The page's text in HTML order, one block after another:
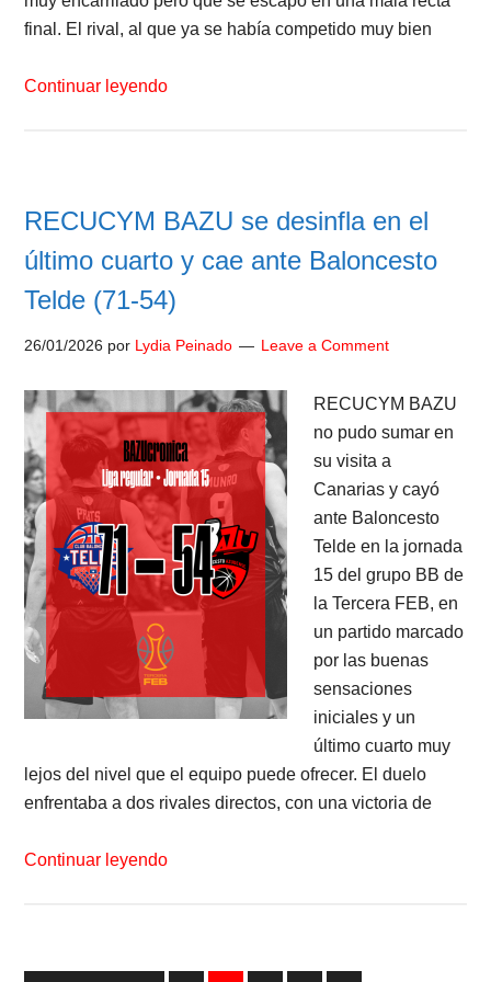
final. El rival, al que ya se había competido muy bien
Continuar leyendo
RECUCYM BAZU se desinfla en el
último cuarto y cae ante Baloncesto
Telde (71-54)
26/01/2026 por Lydia Peinado Leave a Comment
RECUCYM BAZU
no pudo sumar en
su visita a
Canarias y cayó
ante Baloncesto
Telde en la jornada
15 del grupo BB de
la Tercera FEB, en
un partido marcado
por las buenas
sensaciones
iniciales y un
último cuarto muy
lejos del nivel que el equipo puede ofrecer. El duelo
enfrentaba a dos rivales directos, con una victoria de
Continuar leyendo